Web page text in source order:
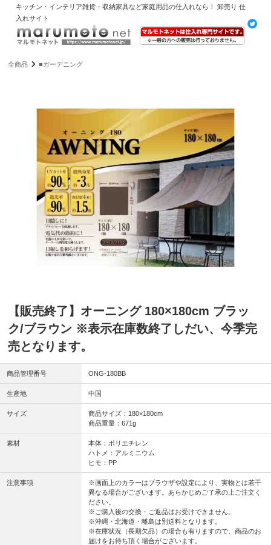
キッチン・インテリア雑貨・収納家具など家庭用品の仕入れなら！ 卸売り 仕
入れサイト
全商品 ■ガーデニング
【販売終了】オーニング 180×180cm ブラッ
ク/ブラウン ※表示在庫数終了しだい、今季完
売となります。
商品管理番号 ONG-180BB
生産地 中国
サイズ
商品サイズ：180×180cm
商品重量：671g
素材
本体：ポリエチレン
ハトメ：アルミニウム
ヒモ：PP
注意事項
※画面上のカラーはブラウザや設定により、実物とは若干
異なる場合がございます。あらかじめご了承の上ご注文く
ださい。
※ご購入後の交換・ご返品はお受けできません。
※沖縄・北海道・離島は別送料となります。
※在庫状況（長期欠品）の場合も有りますので、商品のお
届けをお待ち頂く場合がございます。